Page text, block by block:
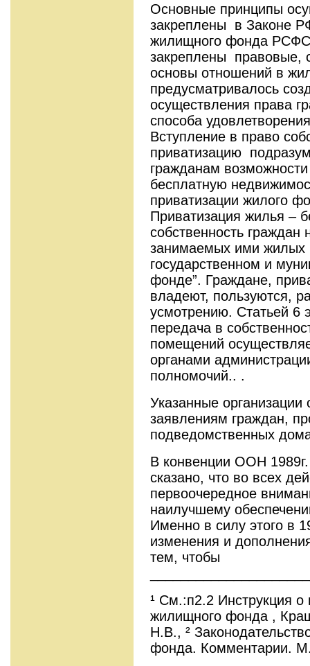
Основные принципы
закреплены в Законе
жилищного фонда
закреплены правовые,
основы отношений в
предусматривалось
осуществления права
способа
Вступление в право
приватизацию
гражданам возможности
бесплатную
приватизации жилого
Приватизация жилья –
собственность
занимаемых ими жилых
государственном и
фонде”. Граждане,
владеют, пользуются,
усмотрению. Статьей 6
передача в
помещений
органами
полномочий.. .
Указанные
заявлениям граждан,
подведомственных
В конвенции ООН 1989г.
сказано, что во всех
первоочередное
наилучшему
Именно в силу этого в
изменения и
тем, чтобы
¹ См.:п2.2 Инструкция о
жилищного фонда ,
Н.В., ²
фонда. Комментарии.